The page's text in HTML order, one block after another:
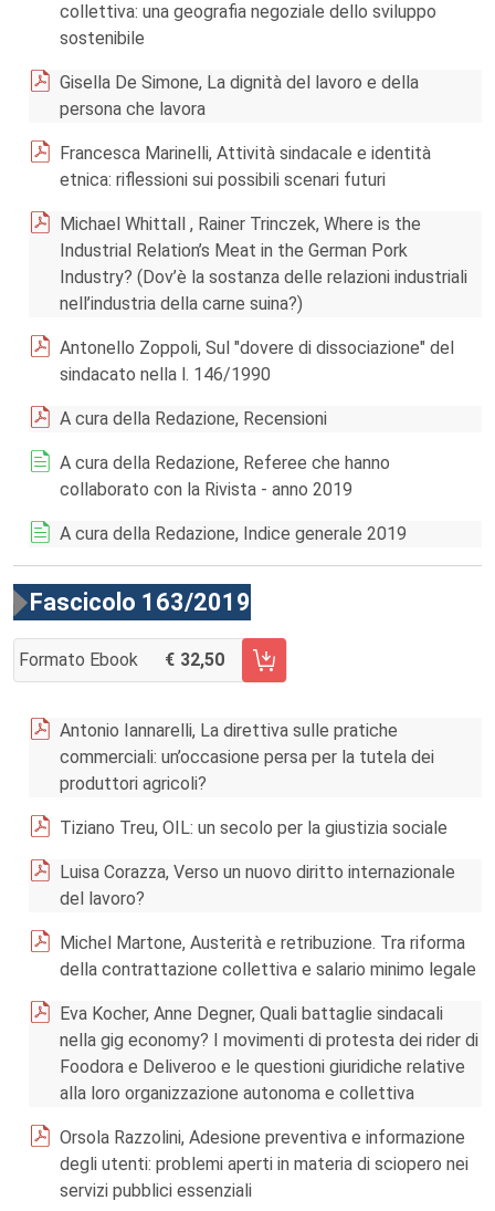
collettiva: una geografia negoziale dello sviluppo
sostenibile
Gisella De Simone, La dignità del lavoro e della
persona che lavora
Francesca Marinelli, Attività sindacale e identità
etnica: riflessioni sui possibili scenari futuri
Michael Whittall , Rainer Trinczek, Where is the
Industrial Relation’s Meat in the German Pork
Industry? (Dov’è la sostanza delle relazioni industriali
nell’industria della carne suina?)
Antonello Zoppoli, Sul "dovere di dissociazione" del
sindacato nella l. 146/1990
A cura della Redazione, Recensioni
A cura della Redazione, Referee che hanno
collaborato con la Rivista - anno 2019
A cura della Redazione, Indice generale 2019
Fascicolo 163/2019
Formato Ebook 32,50
AGGIUNGI AL CARRELLO FASCICOLO 163/2019
Antonio Iannarelli, La direttiva sulle pratiche
commerciali: un’occasione persa per la tutela dei
produttori agricoli?
Tiziano Treu, OIL: un secolo per la giustizia sociale
Luisa Corazza, Verso un nuovo diritto internazionale
del lavoro?
Michel Martone, Austerità e retribuzione. Tra riforma
della contrattazione collettiva e salario minimo legale
Eva Kocher, Anne Degner, Quali battaglie sindacali
nella gig economy? I movimenti di protesta dei rider di
Foodora e Deliveroo e le questioni giuridiche relative
alla loro organizzazione autonoma e collettiva
Orsola Razzolini, Adesione preventiva e informazione
degli utenti: problemi aperti in materia di sciopero nei
servizi pubblici essenziali